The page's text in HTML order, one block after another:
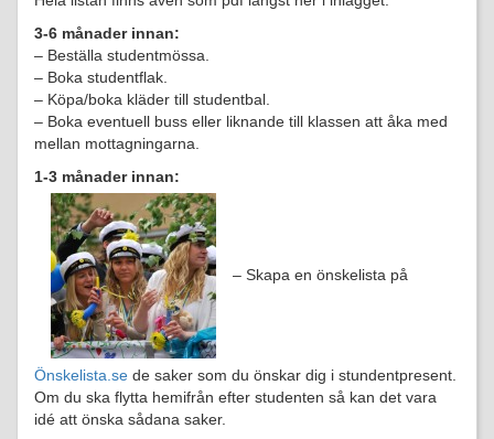
3-6 månader innan:
– Beställa studentmössa.
– Boka studentflak.
– Köpa/boka kläder till studentbal.
– Boka eventuell buss eller liknande till klassen att åka med
mellan mottagningarna.
1-3 månader innan:
– Skapa en önskelista på
Önskelista.se de saker som du önskar dig i stundentpresent.
Om du ska flytta hemifrån efter studenten så kan det vara
idé att önska sådana saker.